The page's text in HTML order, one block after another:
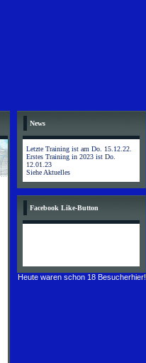
News
Letzte Training ist am Do. 15.12.22.
Erstes Training in 2023 ist Do.
12.01.23
Siehe Aktuelles
Facebook Like-Button
Heute waren schon 18 Besucherhier!